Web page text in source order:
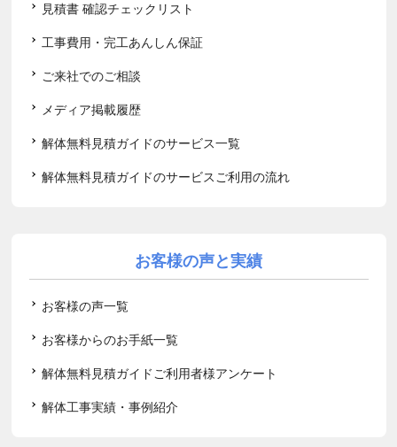
見積書 確認チェックリスト
工事費用・完工あんしん保証
ご来社でのご相談
メディア掲載履歴
解体無料見積ガイドのサービス一覧
解体無料見積ガイドのサービスご利用の流れ
お客様の声と実績
お客様の声一覧
お客様からのお手紙一覧
解体無料見積ガイドご利用者様アンケート
解体工事実績・事例紹介